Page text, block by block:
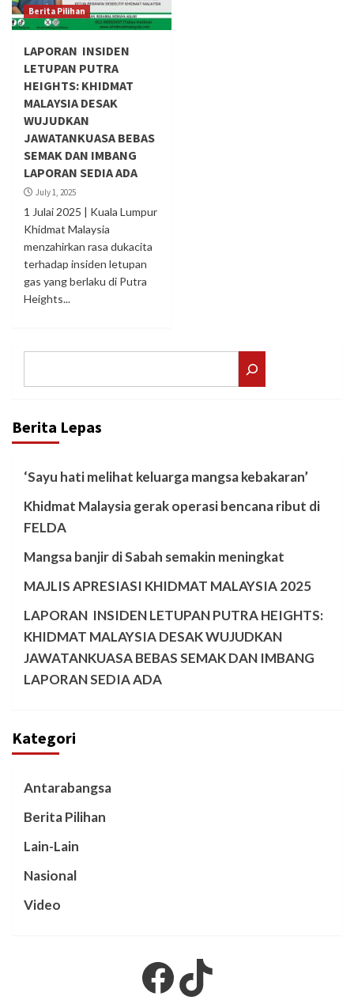
Berita Pilihan
LAPORAN INSIDEN
LETUPAN PUTRA
HEIGHTS: KHIDMAT
MALAYSIA DESAK
WUJUDKAN
JAWATANKUASA BEBAS
SEMAK DAN IMBANG
LAPORAN SEDIA ADA
July 1, 2025
1 Julai 2025 | Kuala Lumpur
Khidmat Malaysia
menzahirkan rasa dukacita
terhadap insiden letupan
gas yang berlaku di Putra
Heights...
Berita Lepas
‘Sayu hati melihat keluarga mangsa kebakaran’
Khidmat Malaysia gerak operasi bencana ribut di
FELDA
Mangsa banjir di Sabah semakin meningkat
MAJLIS APRESIASI KHIDMAT MALAYSIA 2025
LAPORAN INSIDEN LETUPAN PUTRA HEIGHTS:
KHIDMAT MALAYSIA DESAK WUJUDKAN
JAWATANKUASA BEBAS SEMAK DAN IMBANG
LAPORAN SEDIA ADA
Kategori
Antarabangsa
Berita Pilihan
Lain-Lain
Nasional
Video
Facebook
TikTok